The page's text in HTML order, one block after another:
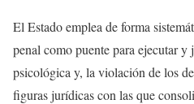
El Estado emplea de forma
penal como puente para ejecutar
psicológica y, la violación de los
figuras jurídicas con las que